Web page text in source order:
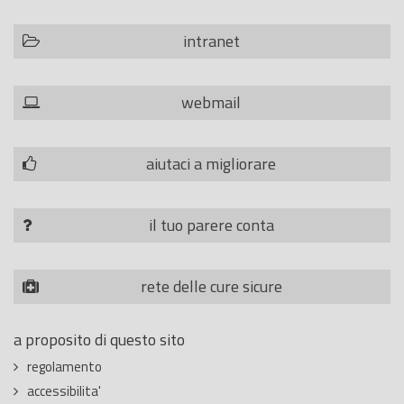
intranet
webmail
aiutaci a migliorare
il tuo parere conta
rete delle cure sicure
a proposito di questo sito
regolamento
accessibilita'